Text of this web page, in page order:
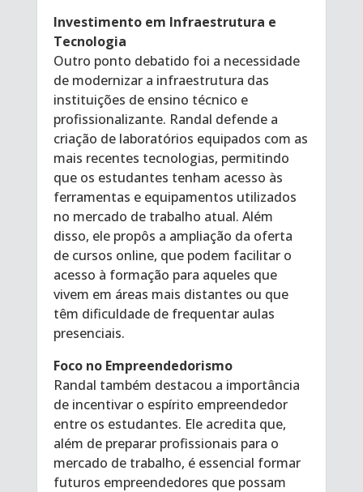
Investimento em Infraestrutura e
Tecnologia
Outro ponto debatido foi a necessidade
de modernizar a infraestrutura das
instituições de ensino técnico e
profissionalizante. Randal defende a
criação de laboratórios equipados com as
mais recentes tecnologias, permitindo
que os estudantes tenham acesso às
ferramentas e equipamentos utilizados
no mercado de trabalho atual. Além
disso, ele propôs a ampliação da oferta
de cursos online, que podem facilitar o
acesso à formação para aqueles que
vivem em áreas mais distantes ou que
têm dificuldade de frequentar aulas
presenciais.
Foco no Empreendedorismo
Randal também destacou a importância
de incentivar o espírito empreendedor
entre os estudantes. Ele acredita que,
além de preparar profissionais para o
mercado de trabalho, é essencial formar
futuros empreendedores que possam